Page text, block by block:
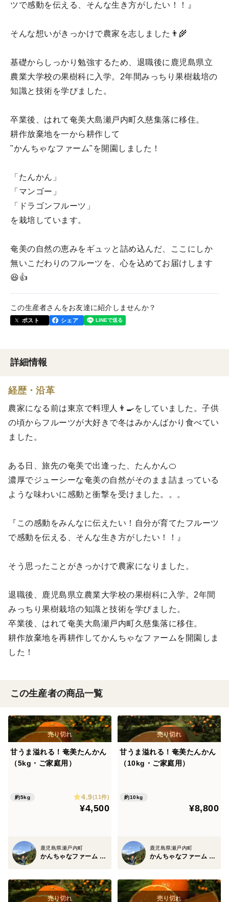
ツで感動を伝える、そんな生き方がしたい！！』
そんな想いがきっかけで農家を志しました👨‍🌾
基礎からしっかり勉強するため、退職後に鹿児島県立
農業大学校の果樹科に入学。2年間みっちり果樹栽培の
知識と技術を学びました。
卒業後、はれて奄美大島瀬戸内町久慈集落に移住。
耕作放棄地を一から耕作して
"かんちゃなファーム"を開園しました！
「たんかん」
「マンゴー」
「ドラゴンフルーツ」
を栽培しています。
奄美の自然の恵みをギュッと詰め込んだ、ここにしか
無いこだわりのフルーツを、心を込めてお届けします
😆👍
この生産者さんをお友達に紹介しませんか？
ポスト シェア
詳細情報
経歴・沿革
農家になる前は東京で料理人👨‍🍳をしていました。子供
の頃からフルーツが大好きで冬はみかんばかり食べてい
ました。
ある日、旅先の奄美で出逢った、たんかん🍊
濃厚でジューシーな奄美の自然がそのまま詰まっている
ような味わいに感動と衝撃を受けました。。。
『この感動をみんなに伝えたい！自分が育てたフルーツ
で感動を伝える、そんな生き方がしたい！！』
そう思ったことがきっかけで農家になりました。
退職後、鹿児島県立農業大学校の果樹科に入学。2年間
みっちり果樹栽培の知識と技術を学びました。
卒業後、はれて奄美大島瀬戸内町久慈集落に移住。
耕作放棄地を再耕作してかんちゃなファームを開園しま
した！
この生産者の商品一覧
甘うま溢れる！奄美たんかん
（5kg・ご家庭用）
約5kg 4.9(11件)
¥4,500
鹿児島県瀬戸内町
かんちゃなファーム -奄美熱帯果樹園-
甘うま溢れる！奄美たんかん
（10kg・ご家庭用）
約10kg
¥8,800
鹿児島県瀬戸内町
かんちゃなファーム -奄美熱帯果樹園-